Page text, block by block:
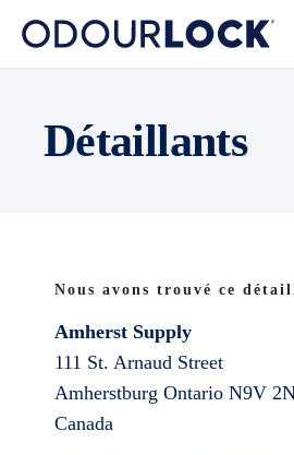
Détaillants
Nous avons trouvé ce
Amherst Supply
111 St. Arnaud Street
Amherstburg Ontario N9V
Canada